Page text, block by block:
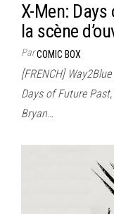
X-Men:
la scène
ParCOMIC BOX
[FRENCH]
Days of Future
Bryan…